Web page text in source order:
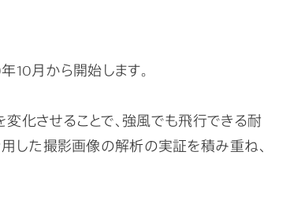
10月から開始します。
化させることで、強風でも飛行できる耐
した撮影画像の解析の実証を積み重ね、